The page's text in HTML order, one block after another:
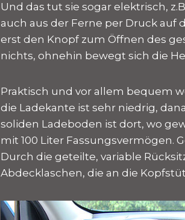
Und das tut sie sogar elektrisch,
auch aus der Ferne per Druck auf
erst den Knopf zum Öffnen des
nichts, ohnehin bewegt sich die
Praktisch und vor allem bequem
die Ladekante ist sehr niedrig,
soliden Ladeboden ist dort, wo
mit 100 Liter Fassungsvermögen.
Durch die geteilte, variable
Abdecklaschen, die an die